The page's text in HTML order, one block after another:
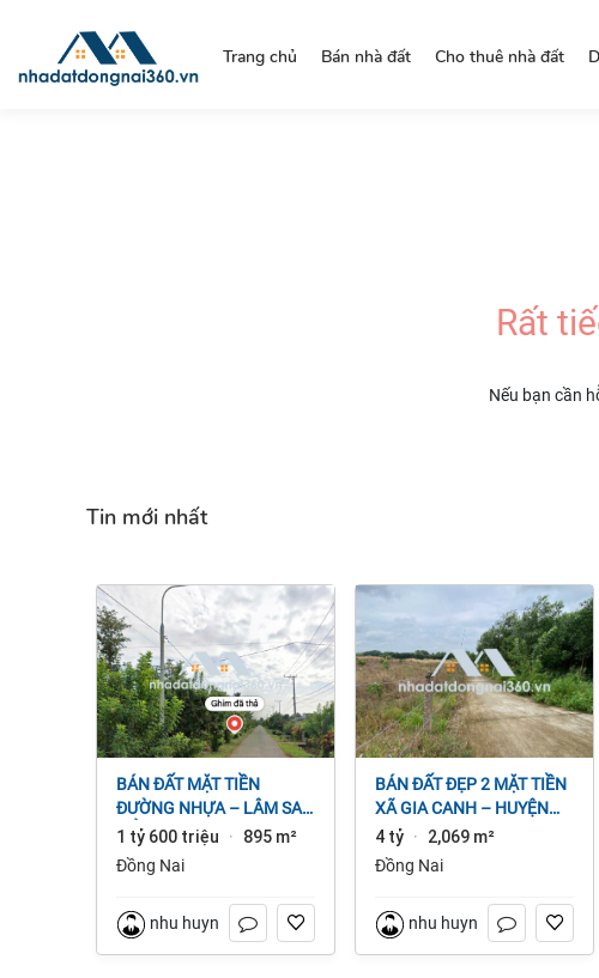
Trang chủ Bán nhà đất Cho thuê nhà đất
Rất
Nếu bạn cần
Tin mới nhất
BÁN ĐẤT MẶT TIỀN
ĐƯỜNG NHỰA – LÂM SAN
CẨM MỸ, ĐỒNG NAI.
1 tỷ 600 triệu · 895 m²
Đồng Nai
nhu huynh
BÁN ĐẤT ĐẸP 2 MẶT TIỀN
XÃ GIA CANH – HUYỆN
ĐỊNH QUÁN – ĐỒNG NAI
dt 2.069m² 4 tỷ
4 tỷ · 2,069 m²
Đồng Nai
nhu huynh